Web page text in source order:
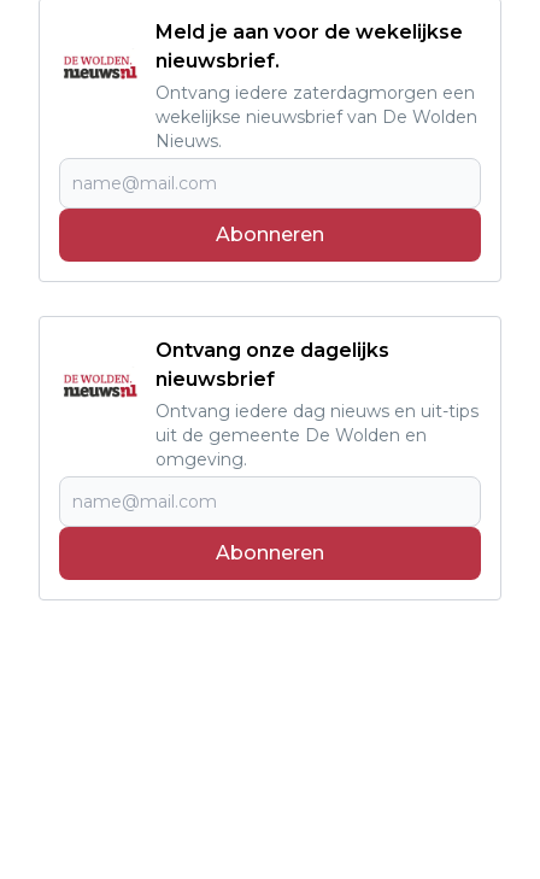
Meld je aan voor de wekelijkse
nieuwsbrief.
Ontvang iedere zaterdagmorgen een
wekelijkse nieuwsbrief van De Wolden
Nieuws.
Abonneren
Ontvang onze dagelijks
nieuwsbrief
Ontvang iedere dag nieuws en uit-tips
uit de gemeente De Wolden en
omgeving.
Abonneren